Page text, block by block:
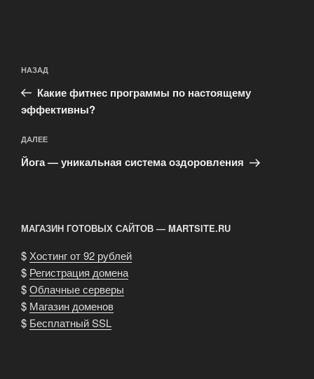
по
записям
Предыдущая
запись:
НАЗАД
Какие фитнес программы по настоящему
эффективны?
Следующая
запись
ДАЛЕЕ
Йога — уникальная система оздоровления
МАГАЗИН ГОТОВЫХ САЙТОВ — MARTSITE.RU
$ Хостинг от 92 рублей
$ Регистрация домена
$Облачные серверы
$ Магазин доменов
$ Бесплатный SSL